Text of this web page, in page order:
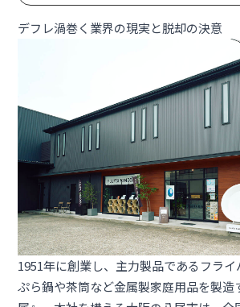
デフレ渦巻く業界の現実と脱却の決意
1951年に創業し、主力製品であるフラ
ぷら鍋や茶筒など金属製家庭用品を製造